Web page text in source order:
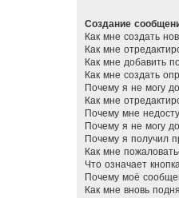
Создание
Как мне создать
Как мне
Как мне добавить
Как мне создать
Почему я не могу
Как мне
Почему мне
Почему я не могу
Почему я получил
Как мне
Что означает
Почему моё
Как мне вновь